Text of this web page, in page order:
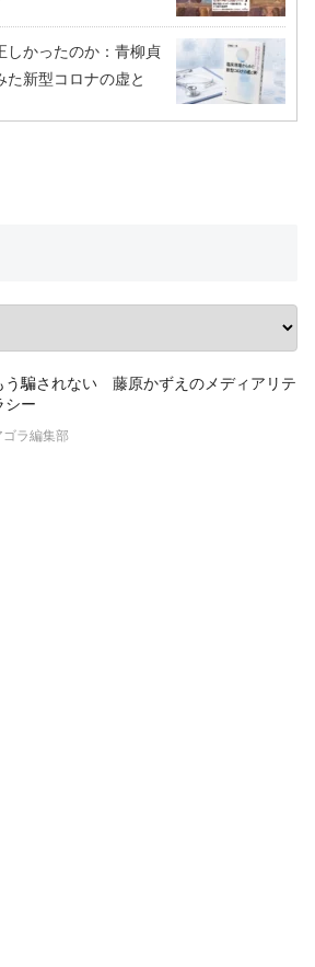
しかったのか：青柳貞
た新型コロナの虚と
う騙されない 藤原かずえのメディアリテ
シー
ゴラ編集部